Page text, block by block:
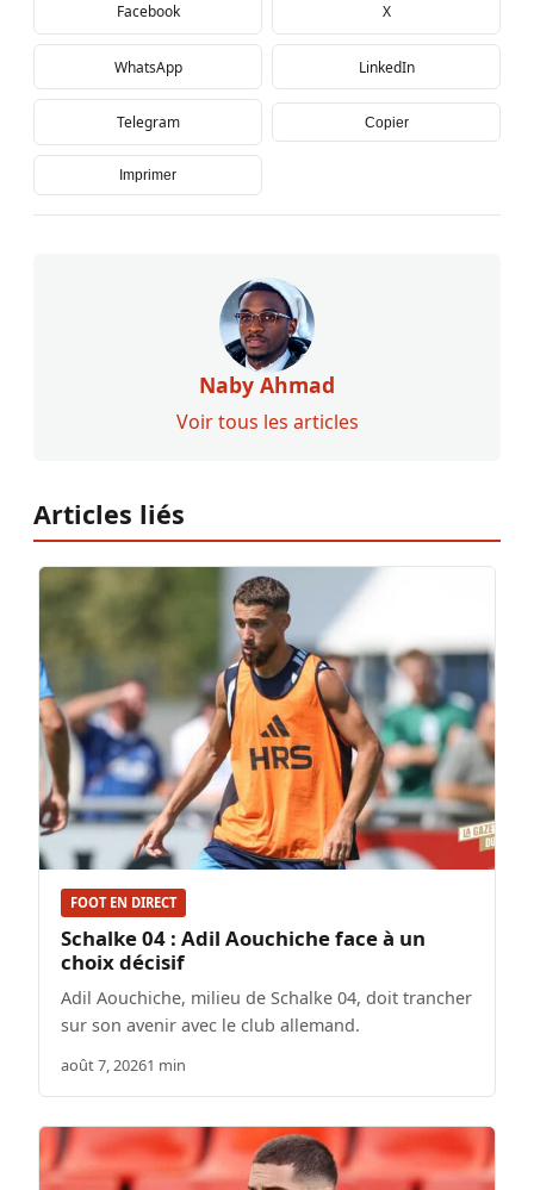
Facebook X
WhatsApp LinkedIn
Telegram Copier
Imprimer
Naby Ahmad
Voir tous les articles
Articles liés
FOOT EN DIRECT
Schalke 04 : Adil Aouchiche face à un
choix décisif
Adil Aouchiche, milieu de Schalke 04, doit trancher
sur son avenir avec le club allemand.
août 7, 20261 min